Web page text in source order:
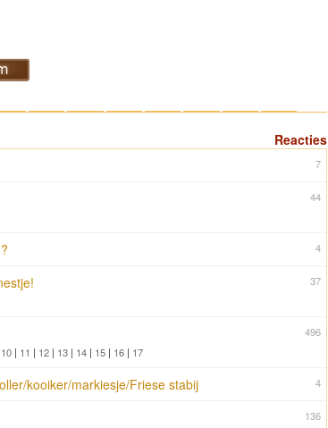
Reacties
7
44
4
37
496
10 | 11 | 12 | 13 | 14 | 15 | 16 | 17
4
kooiker/markiesje/Friese stabij
136